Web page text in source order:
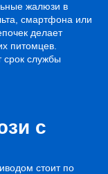
жалюзи в
смартфона или
делает
питомцев.
срок службы
с
стоит по